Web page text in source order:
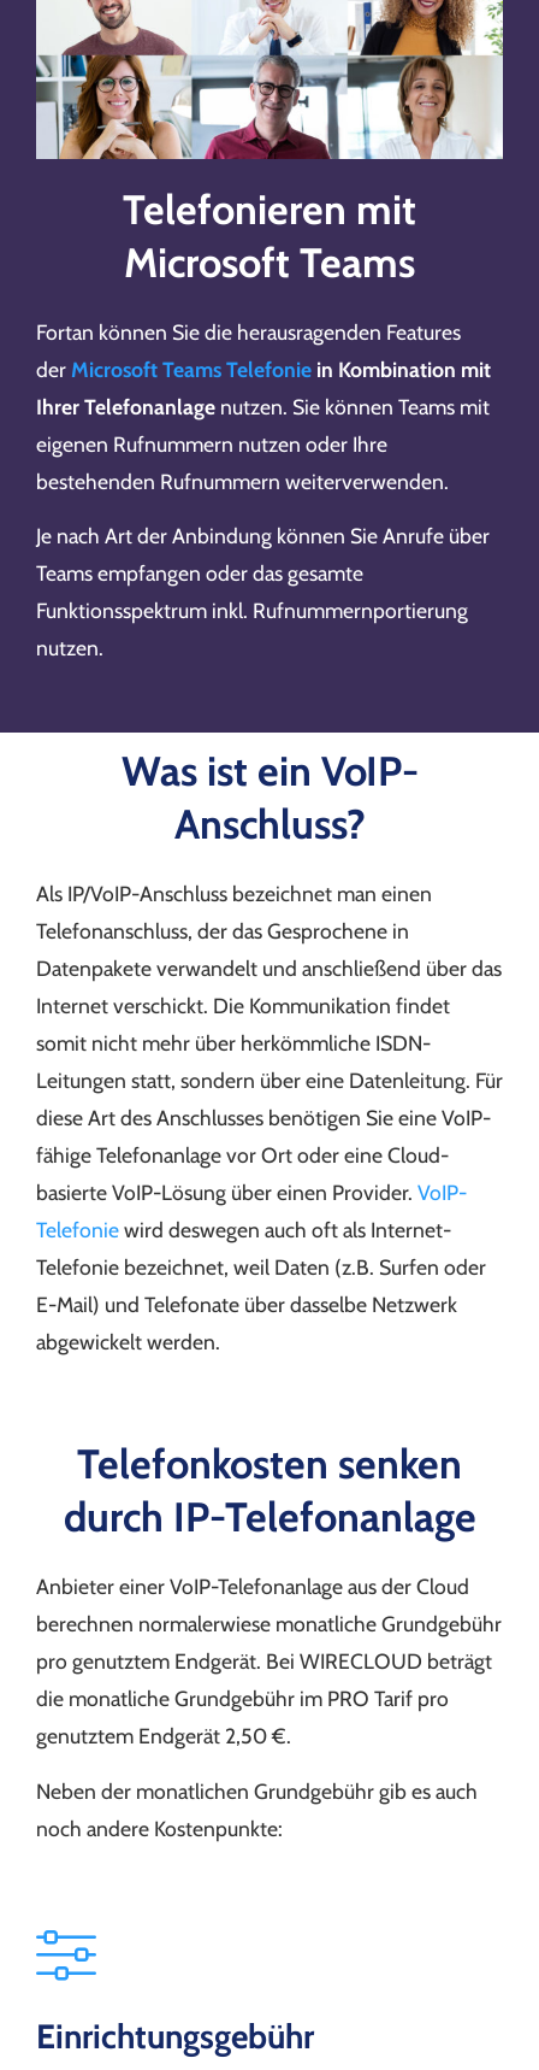
Telefonieren mit
Microsoft Teams
Fortan können Sie die herausragenden Features
der Microsoft Teams Telefonie in Kombination mit
Ihrer Telefonanlage nutzen. Sie können Teams mit
eigenen Rufnummern nutzen oder Ihre
bestehenden Rufnummern weiterverwenden.
Je nach Art der Anbindung können Sie Anrufe über
Teams empfangen oder das gesamte
Funktionsspektrum inkl. Rufnummernportierung
nutzen.
Was ist ein VoIP-
Anschluss?
Als IP/VoIP-Anschluss bezeichnet man einen
Telefonanschluss, der das Gesprochene in
Datenpakete verwandelt und anschließend über das
Internet verschickt. Die Kommunikation findet
somit nicht mehr über herkömmliche ISDN-
Leitungen statt, sondern über eine Datenleitung. Für
diese Art des Anschlusses benötigen Sie eine VoIP-
fähige Telefonanlage vor Ort oder eine Cloud-
basierte VoIP-Lösung über einen Provider. VoIP-
Telefoniewird deswegen auch oft als Internet-
Telefonie bezeichnet, weil Daten (z.B. Surfen oder
E-Mail) und Telefonate über dasselbe Netzwerk
abgewickelt werden.
Telefonkosten senken
durch IP-Telefonanlage
Anbieter einer VoIP-Telefonanlage aus der Cloud
berechnen normalerwiese monatliche Grundgebühr
pro genutztem Endgerät. Bei WIRECLOUD beträgt
die monatliche Grundgebühr im PRO Tarif pro
genutztem Endgerät 2,50 €.
Neben der monatlichen Grundgebühr gib es auch
noch andere Kostenpunkte:
Einrichtungsgebühr